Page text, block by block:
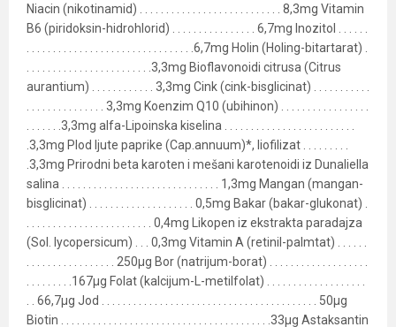
Niacin (nikotinamid) . . . . . . . . . . . . . . . . . . . . . . . . . . . 8,3mg Vitamin
B6 (piridoksin-hidrohlorid) . . . . . . . . . . . . . . . . 6,7mg Inozitol . . . . . .
. . . . . . . . . . . . . . . . . . . . . . . . . . . . . . . .6,7mg Holin (Holing-bitartarat) .
. . . . . . . . . . . . . . . . . . . . . . . .3,3mg Bioflavonoidi citrusa (Citrus
aurantium) . . . . . . . . . . . . 3,3mg Cink (cink-bisglicinat) . . . . . . . . . . .
. . . . . . . . . . . . . . . 3,3mg Koenzim Q10 (ubihinon) . . . . . . . . . . . . . . . . .
. . . . . . .3,3mg alfa-Lipoinska kiselina . . . . . . . . . . . . . . . . . . . . . . . . .
.3,3mg Plod ljute paprike (Cap.annuum)*, liofilizat . . . . . . . . .
.3,3mg Prirodni beta karoten i mešani karotenoidi iz Dunaliella
salina . . . . . . . . . . . . . . . . . . . . . . . . . . . . . . 1,3mg Mangan (mangan-
bisglicinat) . . . . . . . . . . . . . . . . . . . . 0,5mg Bakar (bakar-glukonat) .
. . . . . . . . . . . . . . . . . . . . . . . . 0,4mg Likopen iz ekstrakta paradajza
(Sol. lycopersicum) . . . 0,3mg Vitamin A (retinil-palmtat) . . . . . .
. . . . . . . . . . . . . . . . . 250µg Bor (natrijum-borat) . . . . . . . . . . . . . . . . . . .
. . . . . . . . .167µg Folat (kalcijum-L-metilfolat) . . . . . . . . . . . . . . . . . . .
. . 66,7µg Jod . . . . . . . . . . . . . . . . . . . . . . . . . . . . . . . . . . . . . . . . . 50µg
Biotin . . . . . . . . . . . . . . . . . . . . . . . . . . . . . . . . . . . . . . . .33µg Astaksantin